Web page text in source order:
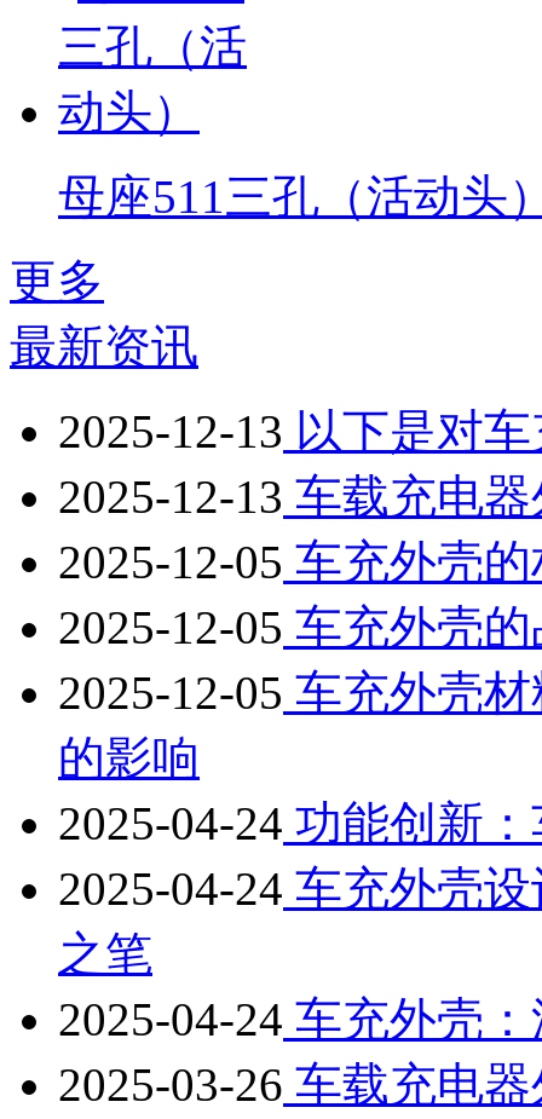
母座511三孔（活动头
更多
最新资讯
2025-12-13 以下是对
2025-12-13 车载充电
2025-12-05 车充外壳
2025-12-05 车充外壳
2025-12-05 车充外壳
的影响
2025-04-24 功能创新
2025-04-24 车充外壳
之笔
2025-04-24 车充外壳
2025-03-26 车载充电